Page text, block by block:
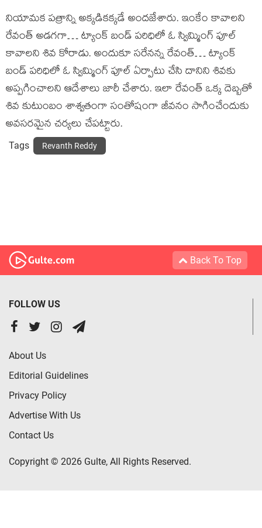
నియామక పత్రాన్ని అక్కడికక్కడే అందజేశారు. ఇంకేం కావాలని
రేవంత్ అడగగా… ట్యాంక్ బండ్ పరిధిలో ఓ స్విమ్మింగ్ పూల్
కావాలని శివ కోరాడు. అందుకూ సరేనన్న రేవంత్… ట్యాంక్
బండ్ పరిధిలో ఓ స్విమ్మింగ్ పూల్ ఏర్పాటు చేసి దానిని శివకు
అప్పగించాలని ఆదేశాలు జారీ చేశారు. ఇలా రేవంత్ ఒక్క దెబ్బతో
శివ కుటుంబం శాశ్వతంగా సంతోషంగా జీవనం సాగించేందుకు
అవసరమైన చర్యలు చేపట్టారు.
Tags Revanth Reddy
Back To Top
FOLLOW US
About Us
Editorial Guidelines
Privacy Policy
Advertise With Us
Contact Us
Copyright © 2026 Gulte, All Rights Reserved.